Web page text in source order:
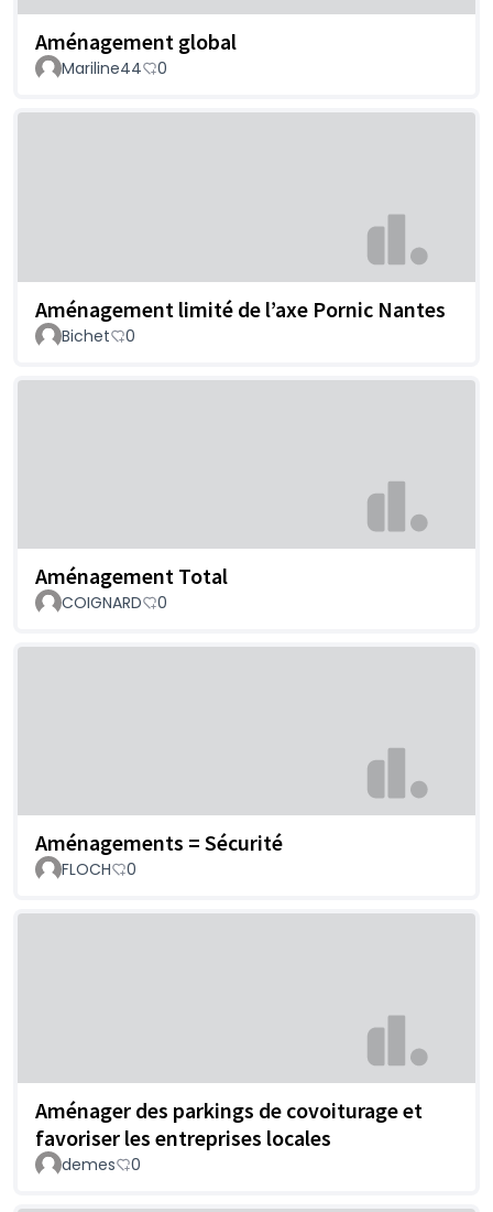
Aménagement global
Mariline44 0
Aménagement limité de l’axe Pornic Nantes
Bichet 0
Aménagement Total
COIGNARD 0
Aménagements = Sécurité
FLOCH 0
Aménager des parkings de covoiturage et
favoriser les entreprises locales
demes 0